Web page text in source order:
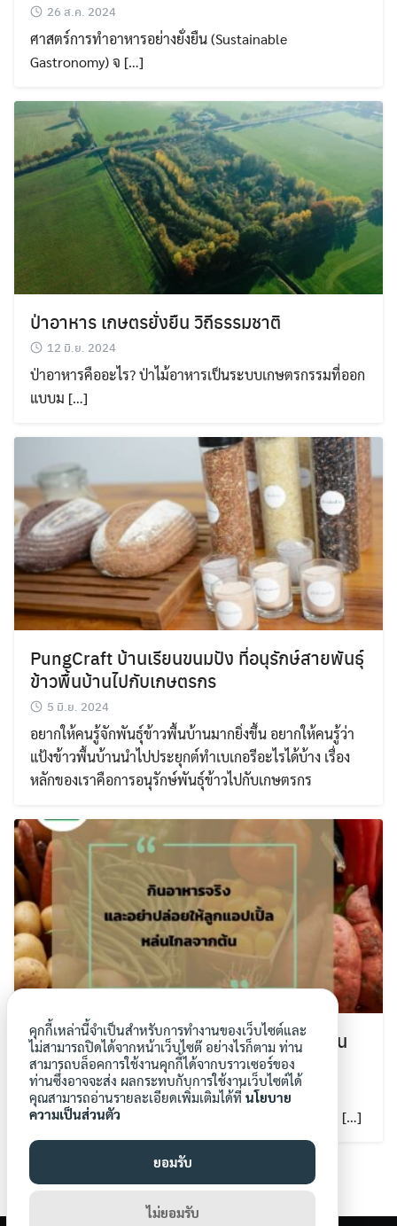
26 ส.ค. 2024
ศาสตร์การทำอาหารอย่างยั่งยืน (Sustainable
Gastronomy) จ […]
ป่าอาหาร เกษตรยั่งยืน วิถีธรรมชาติ
12 มิ.ย. 2024
ป่าอาหารคืออะไร? ป่าไม้อาหารเป็นระบบเกษตรกรรมที่ออก
แบบม […]
PungCraft บ้านเรียนขนมปัง ที่อนุรักษ์สายพันธุ์
ข้าวพื้นบ้านไปกับเกษตรกร
5 มิ.ย. 2024
อยากให้คนรู้จักพันธุ์ข้าวพื้นบ้านมากยิ่งขึ้น อยากให้คนรู้ว่า
แป้งข้าวพื้นบ้านนำไปประยุกต์ทำเบเกอรีอะไรได้บ้าง เรื่อง
หลักของเราคือการอนุรักษ์พันธุ์ข้าวไปกับเกษตรกร
กินอาหารจริง และอย่าปล่อยให้ลูกอปเปิ้ลหล่น
ไกลต้น
23 พ.ค. 2024
“การที่ใครสักคนต้องเขียนหนังสือแนะนำผู้คนให้ &#82 […]
2
คุกกี้เหล่านี้จำเป็นสำหรับการทำงานของเว็บไซต์และ
ไม่สามารถปิดได้จากหน้าเว็บไซต๊ อย่างไรก็ตาม ท่าน
สามารถบล็อคการใช้งานคุกกี้ได้จากบราวเซอร์ของ
ท่านซึ่งอาจจะส่ง ผลกระทบกับการใช้งานเว็บไซต์ได้
คุณสามารถอ่านรายละเอียดเพิ่มเติมได้ที่ นโยบาย
ความเป็นส่วนตัว
ยอมรับ
ไม่ยอมรับ